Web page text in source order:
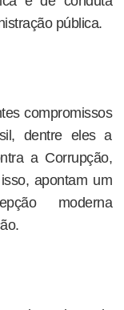
pública.
compromissos
dentre eles a
a Corrupção,
apontam um
moderna